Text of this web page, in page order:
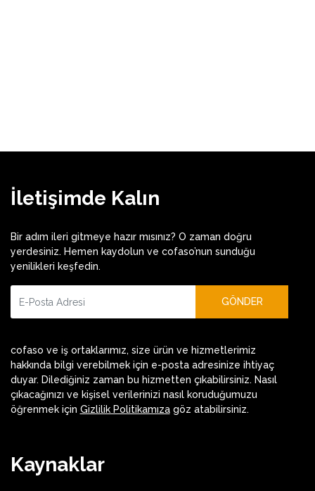
İletişimde Kalın
Bir adım ileri gitmeye hazır mısınız? O zaman doğru
yerdesiniz. Hemen kaydolun ve cofaso’nun sunduğu
yenilikleri keşfedin.
GÖNDER
cofaso ve iş ortaklarımız, size ürün ve hizmetlerimiz
hakkında bilgi verebilmek için e-posta adresinize ihtiyaç
duyar. Dilediğiniz zaman bu hizmetten çıkabilirsiniz. Nasıl
çıkacağınızı ve kişisel verilerinizi nasıl koruduğumuzu
öğrenmek için Gizlilik Politikamızagöz atabilirsiniz.
Kaynaklar